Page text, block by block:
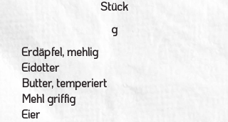
Stück
g
Erdäpfel, mehlig
Eidotter
Butter, temperiert
Mehl griffig
Eier